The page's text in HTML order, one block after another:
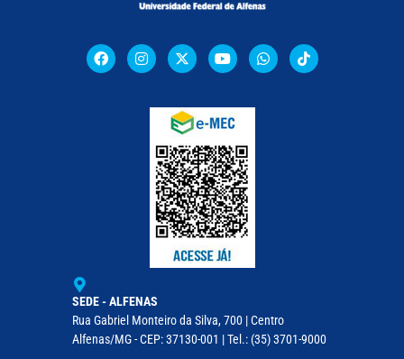
SEDE - ALFENAS
Rua Gabriel Monteiro da Silva, 700 | Centro
Alfenas/MG - CEP: 37130-001 | Tel.: (35) 3701-9000